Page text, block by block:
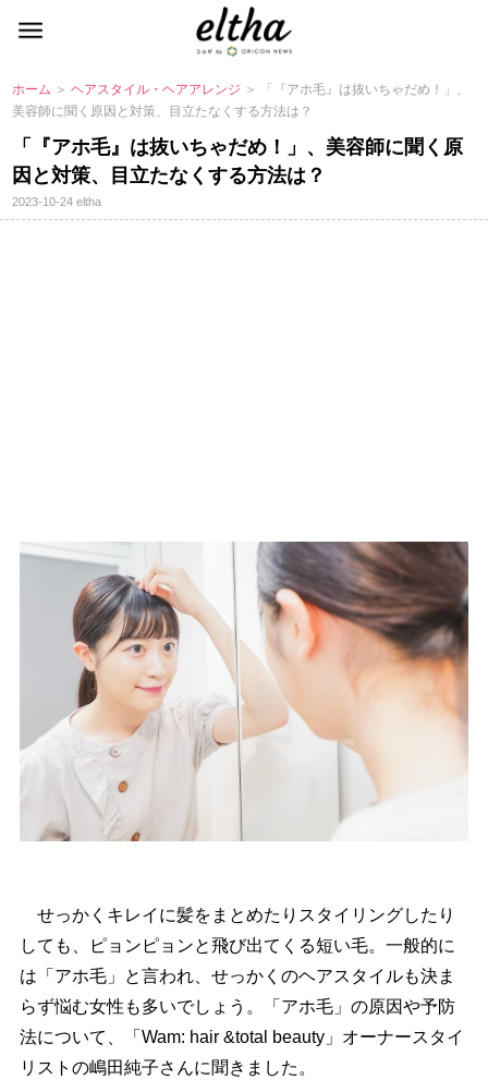
ホーム ＞ヘアスタイル・ヘアアレンジ ＞ 「『アホ毛』は抜いちゃだめ！」、
美容師に聞く原因と対策、目立たなくする方法は？
「『アホ毛』は抜いちゃだめ！」、美容師に聞く原
因と対策、目立たなくする方法は？
2023-10-24eltha
せっかくキレイに髪をまとめたりスタイリングしたり
しても、ピョンピョンと飛び出てくる短い毛。一般的に
は「アホ毛」と言われ、せっかくのヘアスタイルも決ま
らず悩む女性も多いでしょう。「アホ毛」の原因や予防
法について、「Wam: hair &total beauty」オーナースタイ
リストの嶋田純子さんに聞きました。